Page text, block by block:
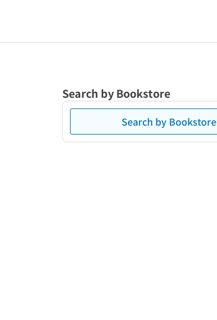
Search by Bookstore
Search by Bookstore